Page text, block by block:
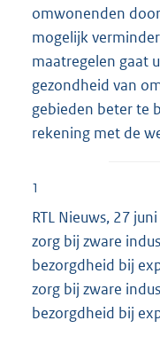
omwonenden door
mogelijk
maatregelen gaat
gezondheid van
gebieden beter te
rekening met de
1
RTL Nieuws, 27
zorg bij zware
bezorgdheid bij
zorg bij zware
bezorgdheid bij